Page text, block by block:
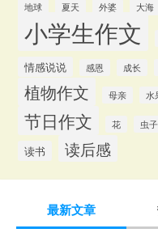
地球
夏天 外婆 大海
小学生作文
情感说说 感恩 成长
植物作文 母亲 水
节日作文 花 虫子
读书
读后感
最新文章